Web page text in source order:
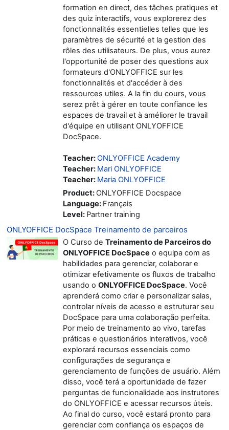
formation en direct, des tâches pratiques et
des quiz interactifs, vous explorerez des
fonctionnalités essentielles telles que les
paramètres de sécurité et la gestion des
rôles des utilisateurs. De plus, vous aurez
l'opportunité de poser des questions aux
formateurs d'ONLYOFFICE sur les
fonctionnalités et d'accéder à des
ressources utiles. A la fin du cours, vous
serez prêt à gérer en toute confiance les
espaces de travail et à améliorer le travail
d'équipe en utilisant ONLYOFFICE
DocSpace.
Teacher:ONLYOFFICE Academy
Teacher: Mari ONLYOFFICE
Teacher: Maria ONLYOFFICE
Product: ONLYOFFICE Docspace
Language: Français
Level: Partner training
ONLYOFFICE DocSpace Treinamento de parceiros
O Curso de Treinamento de Parceiros do
ONLYOFFICE DocSpace o equipa com as
habilidades para gerenciar, colaborar e
otimizar efetivamente os fluxos de trabalho
usando o ONLYOFFICE DocSpace. Você
aprenderá como criar e personalizar salas,
controlar níveis de acesso e estruturar seu
DocSpace para uma colaboração perfeita.
Por meio de treinamento ao vivo, tarefas
práticas e questionários interativos, você
explorará recursos essenciais como
configurações de segurança e
gerenciamento de funções de usuário. Além
disso, você terá a oportunidade de fazer
perguntas de funcionalidade aos instrutores
do ONLYOFFICE e acessar recursos úteis.
Ao final do curso, você estará pronto para
gerenciar com confiança os espaços de